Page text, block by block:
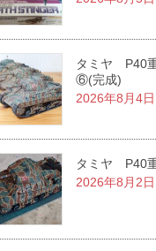
タミヤ P40
⑥(完成)
2026年8月4日
タミヤ P40
2026年8月2日